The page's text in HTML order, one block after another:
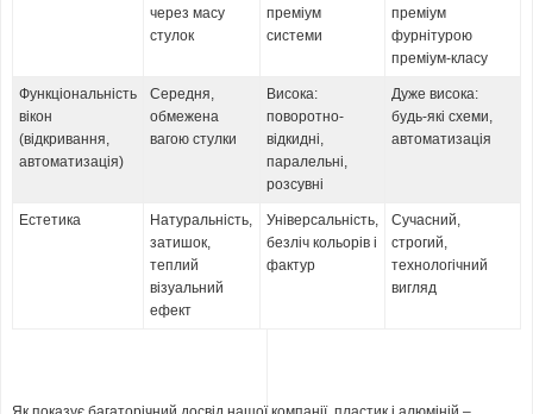
через масу
стулок
преміум
системи
преміум
фурнітурою
преміум-класу
Функціональність
вікон
(відкривання,
автоматизація)
Середня,
обмежена
вагою стулки
Висока:
поворотно-
відкидні,
паралельні,
розсувні
Дуже висока:
будь-які схеми,
автоматизація
Естетика
Натуральність,
затишок,
теплий
візуальний
ефект
Універсальність,
безліч кольорів і
фактур
Сучасний,
строгий,
технологічний
вигляд